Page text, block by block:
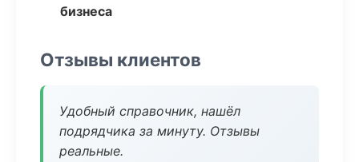
бизнеса
Отзывы клиентов
Удобный справочник, нашёл
подрядчика за минуту. Отзывы
реальные.